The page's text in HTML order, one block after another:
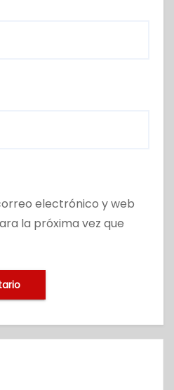
electrónico y web
la próxima vez que